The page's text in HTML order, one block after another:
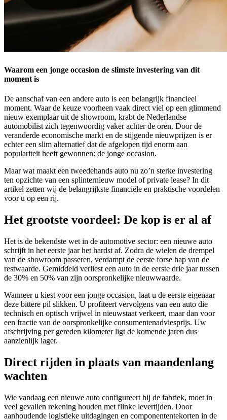
Waarom een jonge occasion de slimste investering van dit
moment is
De aanschaf van een andere auto is een belangrijk financieel
moment. Waar de keuze voorheen vaak direct viel op een glimmend
nieuw exemplaar uit de showroom, krabt de Nederlandse
automobilist zich tegenwoordig vaker achter de oren. Door de
veranderde economische markt en de stijgende nieuwprijzen is er
echter een slim alternatief dat de afgelopen tijd enorm aan
populariteit heeft gewonnen: de jonge occasion.
Maar wat maakt een tweedehands auto nu zo’n sterke investering
ten opzichte van een splinternieuw model of private lease? In dit
artikel zetten wij de belangrijkste financiële en praktische voordelen
voor u op een rij.
Het grootste voordeel: De kop is er al af
Het is de bekendste wet in de automotive sector: een nieuwe auto
schrijft in het eerste jaar het hardst af. Zodra de wielen de drempel
van de showroom passeren, verdampt de eerste forse hap van de
restwaarde. Gemiddeld verliest een auto in de eerste drie jaar tussen
de 30% en 50% van zijn oorspronkelijke nieuwwaarde.
Wanneer u kiest voor een jonge occasion, laat u de eerste eigenaar
deze bittere pil slikken. U profiteert vervolgens van een auto die
technisch en optisch vrijwel in nieuwstaat verkeert, maar dan voor
een fractie van de oorspronkelijke consumentenadviesprijs. Uw
afschrijving per gereden kilometer ligt de komende jaren dus
aanzienlijk lager.
Direct rijden in plaats van maandenlang
wachten
Wie vandaag een nieuwe auto configureert bij de fabriek, moet in
veel gevallen rekening houden met flinke levertijden. Door
aanhoudende logistieke uitdagingen en componententekorten in de